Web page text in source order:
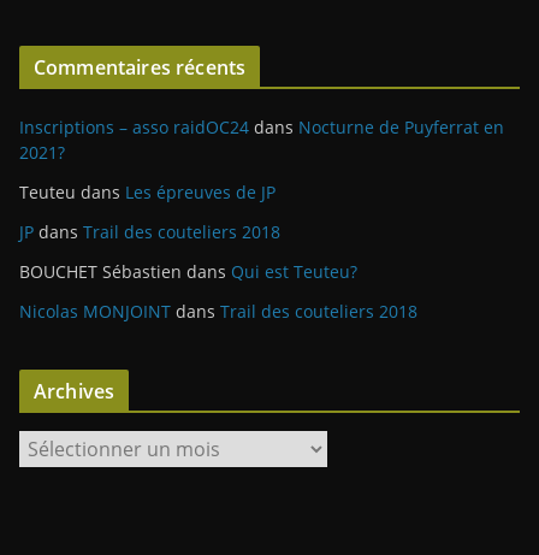
Commentaires récents
Inscriptions – asso raidOC24 dans Nocturne de Puyferrat en
2021?
Teuteu dans Les épreuves de JP
JP dans Trail des couteliers 2018
BOUCHET Sébastien dans Qui est Teuteu?
Nicolas MONJOINT dans Trail des couteliers 2018
Archives
r